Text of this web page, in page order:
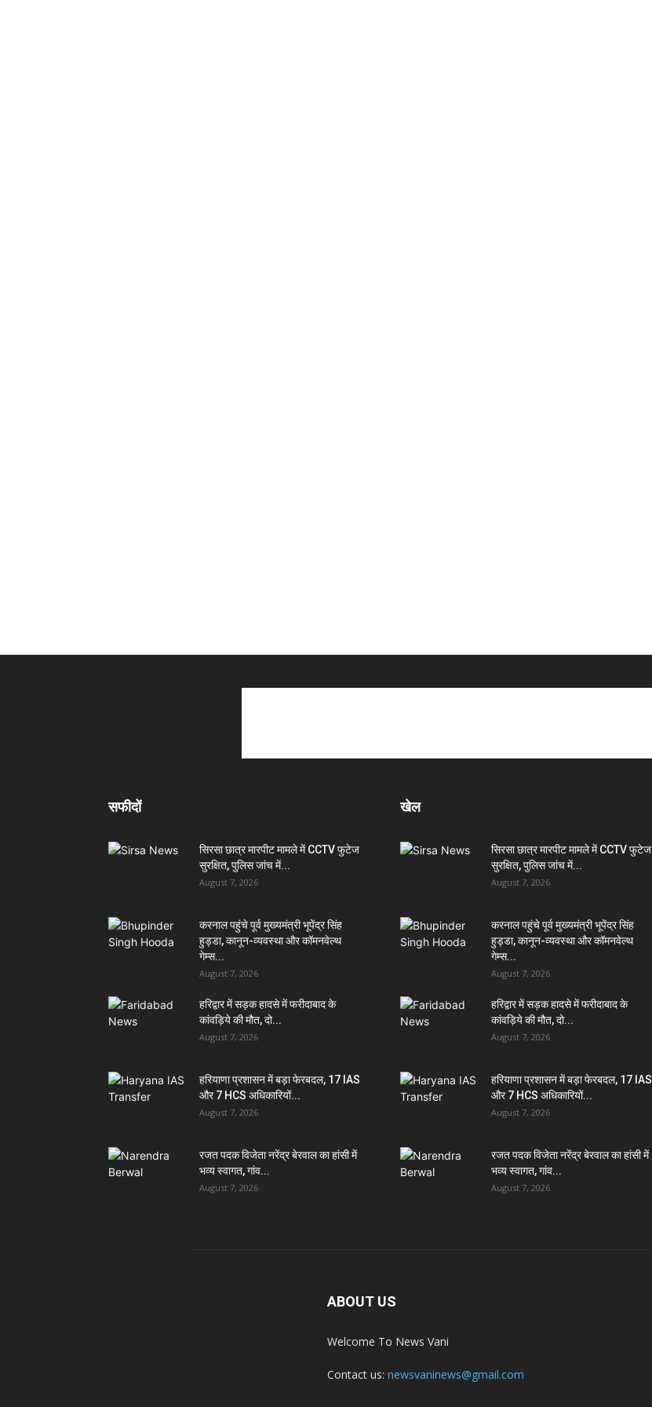
सफीदों
सिरसा छात्र मारपीट मामले में CCTV फुटेज
सुरक्षित, पुलिस जांच में...
August 7, 2026
करनाल पहुंचे पूर्व मुख्यमंत्री भूपेंद्र सिंह
हुड्डा, कानून-व्यवस्था और कॉमनवेल्थ
गेम्स...
August 7, 2026
हरिद्वार में सड़क हादसे में फरीदाबाद के
कांवड़िये की मौत, दो...
August 7, 2026
हरियाणा प्रशासन में बड़ा फेरबदल, 17 IAS
और 7 HCS अधिकारियों...
August 7, 2026
रजत पदक विजेता नरेंद्र बेरवाल का हांसी में
भव्य स्वागत, गांव...
August 7, 2026
खेल
सिरसा छात्र मारपीट मामले में CCTV फुटेज
सुरक्षित, पुलिस जांच में...
August 7, 2026
करनाल पहुंचे पूर्व मुख्यमंत्री भूपेंद्र सिंह
हुड्डा, कानून-व्यवस्था और कॉमनवेल्थ
गेम्स...
August 7, 2026
हरिद्वार में सड़क हादसे में फरीदाबाद के
कांवड़िये की मौत, दो...
August 7, 2026
हरियाणा प्रशासन में बड़ा फेरबदल, 17 IAS
और 7 HCS अधिकारियों...
August 7, 2026
रजत पदक विजेता नरेंद्र बेरवाल का हांसी में
भव्य स्वागत, गांव...
August 7, 2026
ABOUT US
Welcome To News Vani
Contact us: newsvaninews@gmail.com